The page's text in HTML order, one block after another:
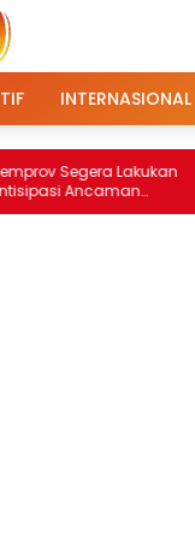
INTERNASIONAL
Lakukan